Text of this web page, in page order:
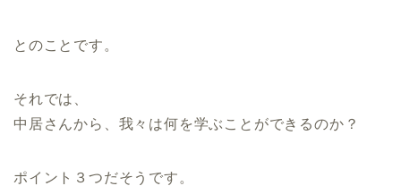
とのことです。
それでは、
中居さんから、我々は何を学ぶことができるのか？
ポイント３つだそうです。